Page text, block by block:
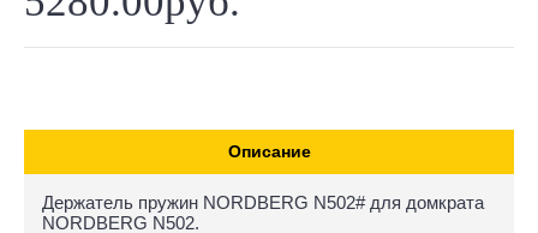
Описание
Держатель пружин NORDBERG N502# для домкрата
NORDBERG N502.